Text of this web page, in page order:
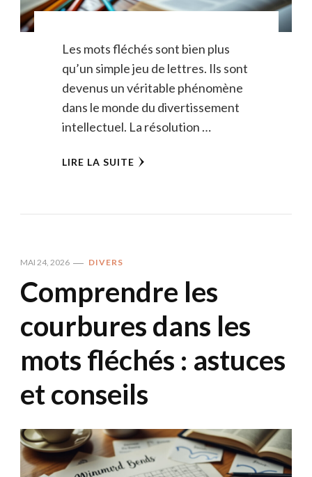
Les mots fléchés sont bien plus
qu’un simple jeu de lettres. Ils sont
devenus un véritable phénomène
dans le monde du divertissement
intellectuel. La résolution …
LIRE LA SUITE
MAI 24, 2026 DIVERS
Comprendre les
courbures dans les
mots fléchés : astuces
et conseils